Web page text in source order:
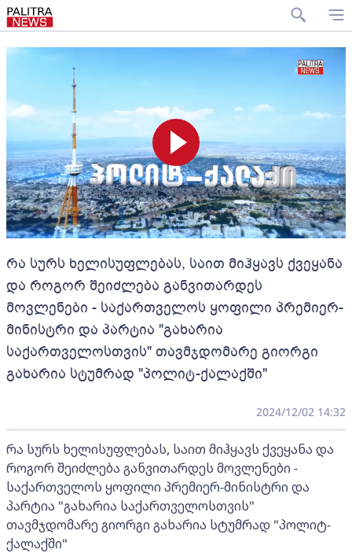
რა სურს ხელისუფლებას, საით მიჰყავს ქვეყანა
და როგორ შეიძლება განვითარდეს
მოვლენები - საქართველოს ყოფილი პრემიერ-
მინისტრი და პარტია "გახარია
საქართველოსთვის" თავმჯდომარე გიორგი
გახარია სტუმრად "პოლიტ-ქალაქში"
2024/12/02 14:32
რა სურს ხელისუფლებას, საით მიჰყავს ქვეყანა და
როგორ შეიძლება განვითარდეს მოვლენები -
საქართველოს ყოფილი პრემიერ-მინისტრი და
პარტია "გახარია საქართველოსთვის"
თავმჯდომარე გიორგი გახარია სტუმრად "პოლიტ-
ქალაქში"